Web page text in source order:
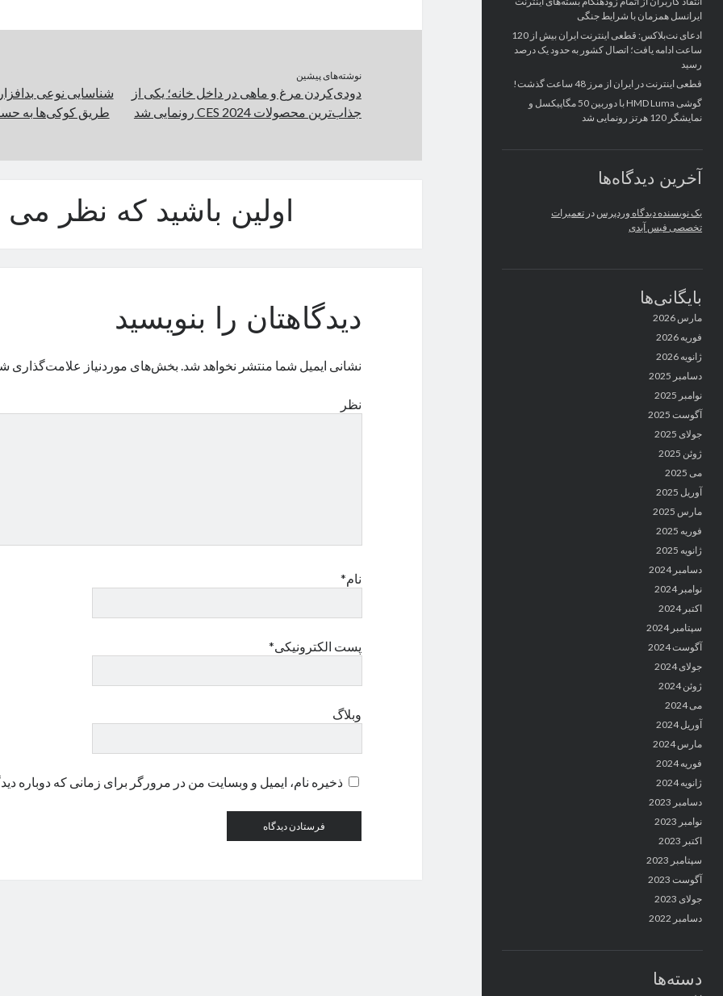
ایرانسل همزمان با شرایط جنگی
ادعای نت‌بلاکس: قطعی اینترنت ایران بیش از 120
ساعت ادامه یافت؛ اتصال کشور به حدود یک درصد
رسید
قطعی اینترنت در ایران از مرز 48 ساعت گذشت!
گوشی HMD Luma با دوربین 50 مگاپیکسل و
نمایشگر 120 هرتز رونمایی شد
آخرین دیدگاه‌ها
یک نویسنده دیدگاه وردپرس در تعمیرات
تخصصی فیس آیدی
بایگانی‌ها
مارس 2026
فوریه 2026
ژانویه 2026
دسامبر 2025
نوامبر 2025
آگوست 2025
جولای 2025
ژوئن 2025
می 2025
آوریل 2025
مارس 2025
فوریه 2025
ژانویه 2025
دسامبر 2024
نوامبر 2024
اکتبر 2024
سپتامبر 2024
آگوست 2024
جولای 2024
ژوئن 2024
می 2024
آوریل 2024
مارس 2024
فوریه 2024
ژانویه 2024
دسامبر 2023
نوامبر 2023
اکتبر 2023
سپتامبر 2023
آگوست 2023
جولای 2023
دسامبر 2022
دسته‌ها
نوشته‌های پیشین
دودی‌کردن مرغ و ماهی در داخل خانه؛ یکی از
جذاب‌ترین محصولات CES 2024 رونمایی شد
شناسایی نوعی
طریق کوکی‌ها به
اولین باشید که نظر می
دیدگاهتان را بنویسید
نشانی ایمیل شما منتشر نخواهد شد. بخش‌های موردنیاز علامت‌گذاری
نظر
نام*
پست الکترونیکی*
وبلاگ
ذخیره نام، ایمیل و وبسایت من در مرورگر برای زمانی که دوباره